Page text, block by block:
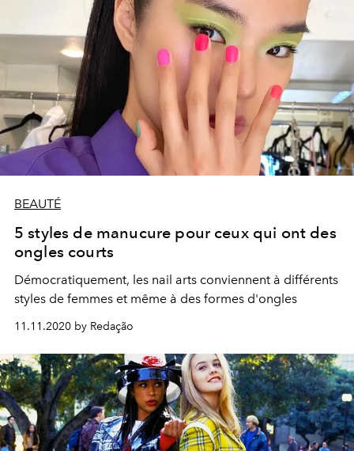
BEAUTÉ
5 styles de manucure pour ceux qui ont des
ongles courts
Démocratiquement, les nail arts conviennent à différents
styles de femmes et même à des formes d'ongles
11.11.2020 by Redação